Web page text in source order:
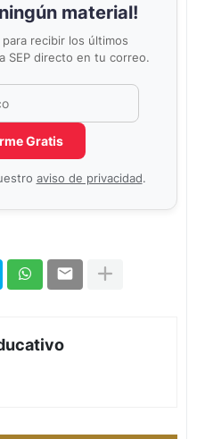
material!
recibir los últimos
SEP directo en tu correo.
No completar este campo
Gratis
aviso de privacidad.